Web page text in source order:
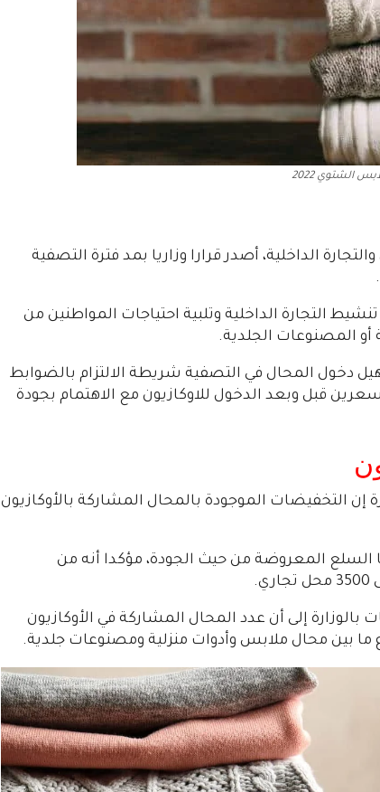
الشتوي 2022
الداخلية، أصدر قرارا وزاريا بمد فترة التصفية
التجارة الداخلية وتلبية احتياجات المواطنين من
أو المصنوعات الجلدية.
دخول المحال في التصفية شريطة الالتزام بالضوابط
قبل وبعد الدخول للاوكازيون مع الاهتمام بجودة
التخفيضات الموجودة بالمحال المشاركة بالأوكازيون
السلع المعروضة من حيث الجودة، مؤكدا أنه من
بالوزارة إلى أن عدد المحال المشاركة في الأوكازيون